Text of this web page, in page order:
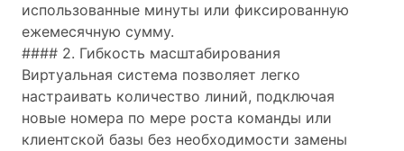
использованные минуты или фиксированную
ежемесячную сумму.
#### 2. Гибкость масштабирования
Виртуальная система позволяет легко
настраивать количество линий, подключая
новые номера по мере роста команды или
клиентской базы без необходимости замены